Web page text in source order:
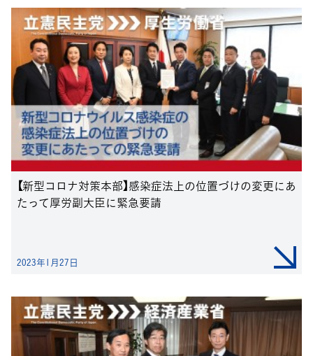
【新型コロナ対策本部】感染症法上の位置づけの変更にあ
たって厚労副大臣に緊急要請
2023年1月27日